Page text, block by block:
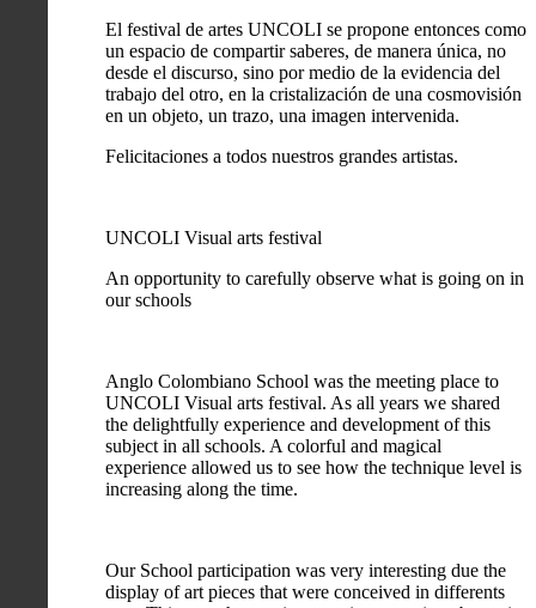
El festival de artes UNCOLI se propone entonces como
un espacio de compartir saberes, de manera única, no
desde el discurso, sino por medio de la evidencia del
trabajo del otro, en la cristalización de una cosmovisión
en un objeto, un trazo, una imagen intervenida.
Felicitaciones a todos nuestros grandes artistas.
UNCOLI Visual arts festival
An opportunity to carefully observe what is going on in
our schools
Anglo Colombiano School was the meeting place to
UNCOLI Visual arts festival. As all years we shared
the delightfully experience and development of this
subject in all schools. A colorful and magical
experience allowed us to see how the technique level is
increasing along the time.
Our School participation was very interesting due the
display of art pieces that were conceived in differents